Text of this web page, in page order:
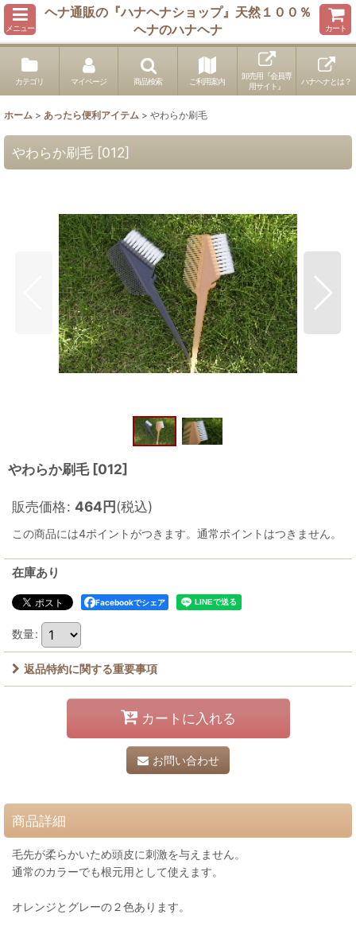
メニュー
ヘナ通販の『ハナヘナショップ』天然１００％
ヘナのハナヘナ
カート
カテゴリ マイページ 商品検索 ご利用案内
卸売用『会員専
用サイト』
ハナヘナとは？
ホーム > あったら便利アイテム > やわらか刷毛
やわらか刷毛 [012]
やわらか刷毛 [012]
販売価格: 464円(税込)
この商品には4ポイントがつきます。通常ポイントはつきません。
在庫あり
Facebookでシェア
数量:
返品特約に関する重要事項
カートに入れる
お問い合わせ
商品詳細
毛先が柔らかいため頭皮に刺激を与えません。
通常のカラーでも根元用として使えます。
オレンジとグレーの２色あります。